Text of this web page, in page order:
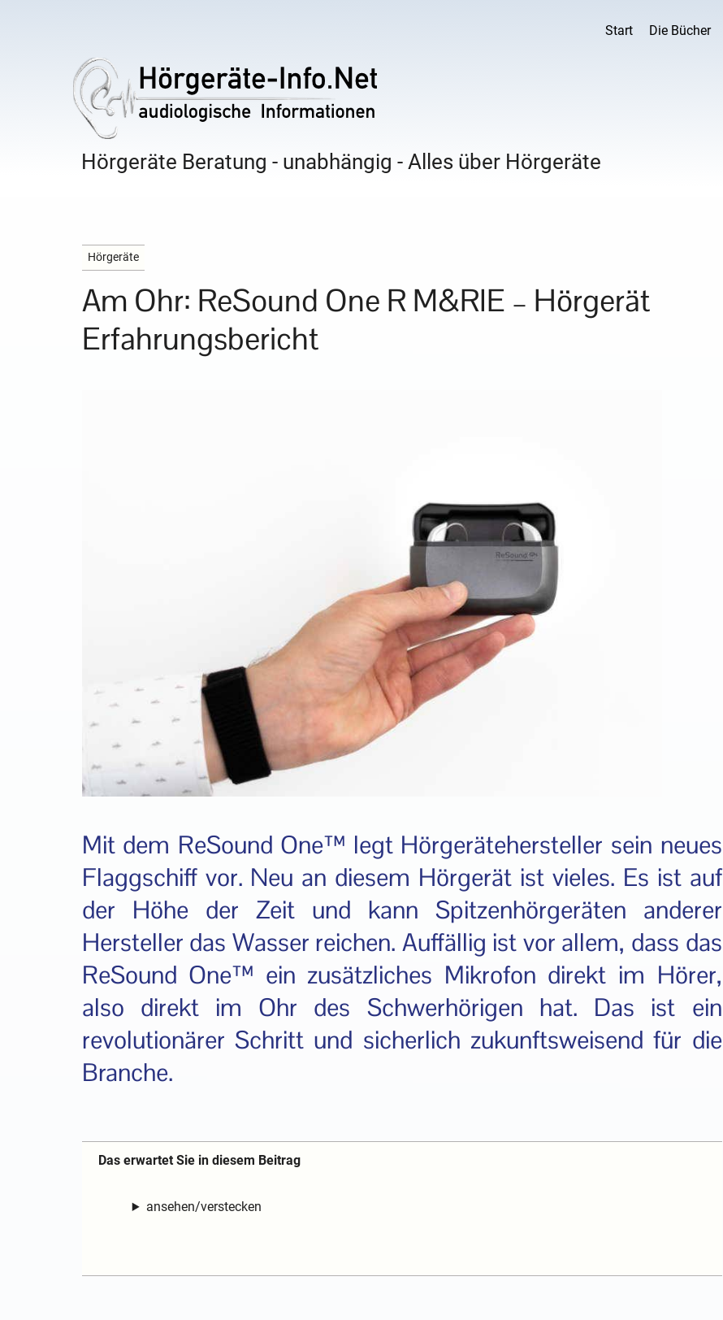
Start Die Bücher
Hörgeräte Beratung - unabhängig - Alles über Hörgeräte
Hörgeräte
Am Ohr: ReSound One R M&RIE – Hörgerät
Erfahrungsbericht
Mit dem ReSound One™ legt Hörgerätehersteller sein neues
Flaggschiff vor. Neu an diesem Hörgerät ist vieles. Es ist auf
der Höhe der Zeit und kann Spitzenhörgeräten anderer
Hersteller das Wasser reichen. Auffällig ist vor allem, dass das
ReSound One™ ein zusätzliches Mikrofon direkt im Hörer,
also direkt im Ohr des Schwerhörigen hat. Das ist ein
revolutionärer Schritt und sicherlich zukunftsweisend für die
Branche.
Das erwartet Sie in diesem Beitrag
ansehen/verstecken